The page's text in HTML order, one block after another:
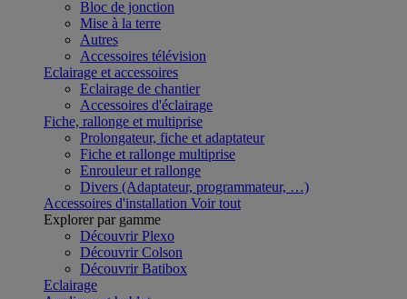
Bloc de jonction
Mise à la terre
Autres
Accessoires télévision
Eclairage et accessoires
Eclairage de chantier
Accessoires d'éclairage
Fiche, rallonge et multiprise
Prolongateur, fiche et adaptateur
Fiche et rallonge multiprise
Enrouleur et rallonge
Divers (Adaptateur, programmateur, …)
Accessoires d'installation Voir tout
Explorer par gamme
Découvrir Plexo
Découvrir Colson
Découvrir Batibox
Eclairage